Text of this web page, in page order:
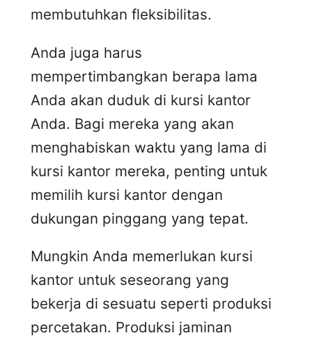
membutuhkan fleksibilitas.
Anda juga harus
mempertimbangkan berapa lama
Anda akan duduk di kursi kantor
Anda. Bagi mereka yang akan
menghabiskan waktu yang lama di
kursi kantor mereka, penting untuk
memilih kursi kantor dengan
dukungan pinggang yang tepat.
Mungkin Anda memerlukan kursi
kantor untuk seseorang yang
bekerja di sesuatu seperti produksi
percetakan. Produksi jaminan